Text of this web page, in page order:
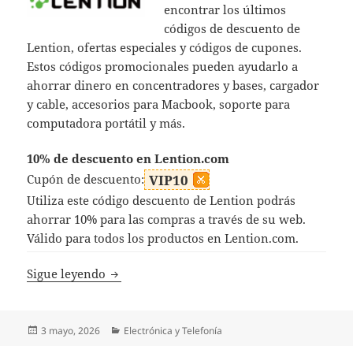
encontrar los últimos
códigos de descuento de
Lention, ofertas especiales y códigos de cupones.
Estos códigos promocionales pueden ayudarlo a
ahorrar dinero en concentradores y bases, cargador
y cable, accesorios para Macbook, soporte para
computadora portátil y más.
10% de descuento en Lention.com
Cupón de descuento: VIP10
Utiliza este código descuento de Lention podrás
ahorrar 10% para las compras a través de su web.
Válido para todos los productos en Lention.com.
Sigue leyendo Códigos Descuento Lention
Publicado
3 mayo, 2026 Categorías
Electrónica y Telefonía